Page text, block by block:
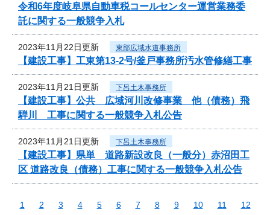
令和6年度岐阜県自動車税コールセンター運営業務委
託に関する一般競争入札
2023年11月22日更新 東部広域水道事務所
【建設工事】工東第13-2号/釜戸事務所汚水管修繕工事
2023年11月21日更新 下呂土木事務所
【建設工事】公共 広域河川改修事業 他（債務）飛
騨川 工事に関する一般競争入札公告
2023年11月21日更新 下呂土木事務所
【建設工事】県単 道路新設改良（一般分）赤沼田工
区 道路改良（債務）工事に関する一般競争入札公告
1 2 3 4 5 6 7 8 9 10 11
12